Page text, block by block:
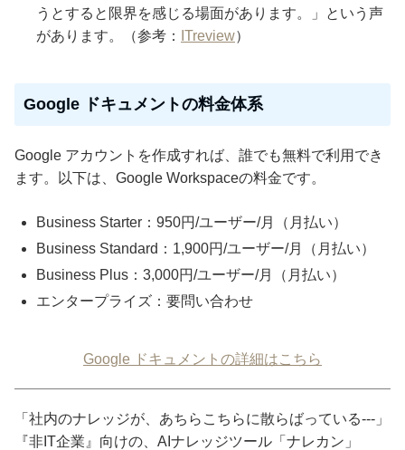
うとすると限界を感じる場面があります。」という声
があります。（参考：
ITreview）
Google ドキュメントの料金体系
Google アカウントを作成すれば、誰でも無料で利用でき
ます。以下は、Google Workspaceの料金です。
Business Starter：950円/ユーザー/月（月払い）
Business Standard：1,900円/ユーザー/月（月払い）
Business Plus：3,000円/ユーザー/月（月払い）
エンタープライズ：要問い合わせ
Google ドキュメントの詳細はこちら
「社内のナレッジが、あちらこちらに散らばっている---」
『非IT企業』向けの、AIナレッジツール「ナレカン」